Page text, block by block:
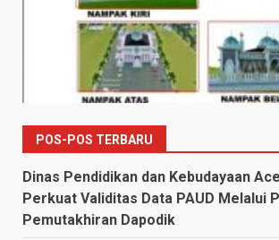
POS-POS TERBARU
Dinas Pendidikan dan Kebudayaan
Perkuat Validitas Data PAUD Melalui
Pemutakhiran Dapodik